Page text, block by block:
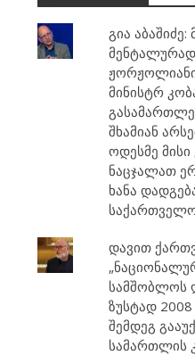
გია აბაშიძე:
მინისტრ
შხამიან
ოდესმე
ნაცჯალათ
ხანა
დავით
სამშობლოს
ზუსტად
შემდეგ
სამართლის